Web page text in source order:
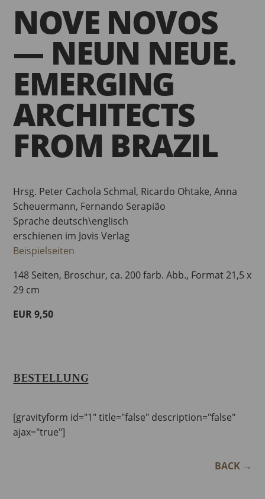
NOVE NOVOS
— NEUN NEUE.
EMERGING
ARCHITECTS
FROM BRAZIL
Hrsg. Peter Cachola Schmal, Ricardo Ohtake, Anna
Scheuermann, Fernando Serapião
Sprache deutsch\englisch
erschienen im Jovis Verlag
Beispielseiten
148 Seiten, Broschur, ca. 200 farb. Abb., Format 21,5 x
29 cm
EUR 9,50
BESTELLUNG
[gravityform id="1" title="false" description="false"
ajax="true"]
BACK→